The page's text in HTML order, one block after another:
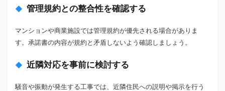
管理規約との整合性を確認する
マンションや商業施設では管理規約が優先される場合がありま
す。承諾書の内容が規約と矛盾しないよう確認しましょう。
近隣対応を事前に検討する
騒音や振動が発生する工事では、近隣住民への説明や掲示を行う